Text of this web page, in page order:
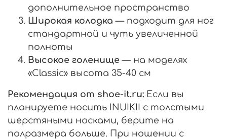
дополнительное пространство
Широкая колодка — подходит для ног
стандартной и чуть увеличенной
полноты
Высокое голенище — на моделях
«Classic» высота 35-40 см
Рекомендация от shoe-it.ru: Если вы
планируете носить INUIKII с толстыми
шерстяными носками, берите на
полразмера больше. При ношении с